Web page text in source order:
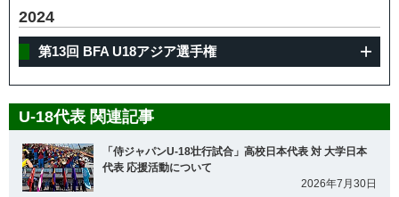
2024
第13回 BFA U18アジア選手権
U-18代表 関連記事
「侍ジャパンU-18壮行試合」高校日本代表 対 大学日本
代表 応援活動について
2026年7月30日